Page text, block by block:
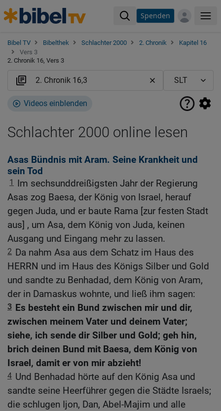
Spenden
Bibel TV Bibelthek Schlachter 2000 2. Chronik
Kapitel 16
Vers 3
2. Chronik 16, Vers 3
Videos einblenden
Schlachter 2000 online lesen
Asas Bündnis mit Aram. Seine Krankheit und
sein Tod
1
Im sechsunddreißigsten Jahr der Regierung
Asas zog Baesa, der König von Israel, herauf
gegen Juda, und er baute Rama [zur festen Stadt
aus] , um Asa, dem König von Juda, keinen
Ausgang und Eingang mehr zu lassen.
2 Da nahm Asa aus dem Schatz im Haus des
HERRN und im Haus des Königs Silber und Gold
und sandte zu Benhadad, dem König von Aram,
der in Damaskus wohnte, und ließ ihm sagen:
3 Es besteht ein Bund zwischen mir und dir,
zwischen meinem Vater und deinem Vater;
siehe, ich sende dir Silber und Gold; geh hin,
brich deinen Bund mit Baesa, dem König von
Israel, damit er von mir abzieht!
4 Und Benhadad hörte auf den König Asa und
sandte seine Heerführer gegen die Städte Israels;
die schlugen Ijon, Dan, Abel-Majim und alle